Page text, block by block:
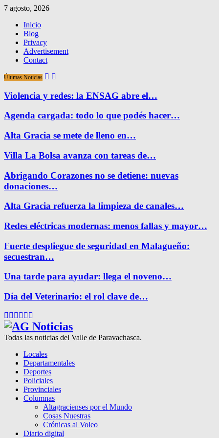
7 agosto, 2026
Inicio
Blog
Privacy
Advertisement
Contact
Últimas Noticias
Violencia y redes: la ENSAG abre el…
Agenda cargada: todo lo que podés hacer…
Alta Gracia se mete de lleno en…
Villa La Bolsa avanza con tareas de…
Abrigando Corazones no se detiene: nuevas
donaciones…
Alta Gracia refuerza la limpieza de canales…
Redes eléctricas modernas: menos fallas y mayor…
Fuerte despliegue de seguridad en Malagueño:
secuestran…
Una tarde para ayudar: llega el noveno…
Día del Veterinario: el rol clave de…
Facebook
Twitter
Instagram
Pinterest
Google
Todas las noticias del Valle de Paravachasca.
Locales
Departamentales
Deportes
Policiales
Provinciales
Columnas
Altagracienses por el Mundo
Cosas Nuestras
Crónicas al Voleo
Diario digital